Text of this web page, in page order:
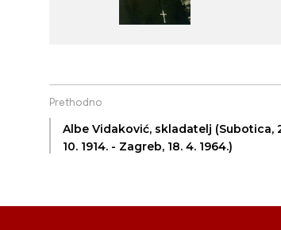
Prethodno
Albe Vidaković, skladatelj (Subotica,
10. 1914. - Zagreb, 18. 4. 1964.)